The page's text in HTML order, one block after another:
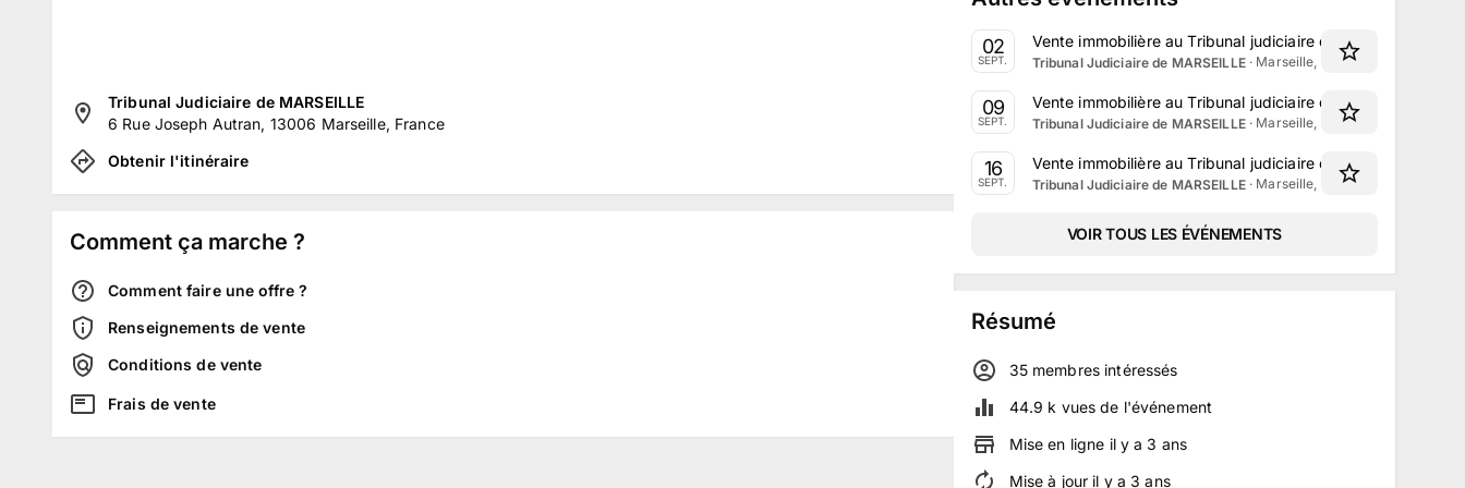
Tribunal Judiciaire de MARSEILLE
6 Rue Joseph Autran, 13006 Marseille, France
Obtenir l'itinéraire
Comment ça marche ?
Comment faire une offre ?
Renseignements de vente
Conditions de vente
Frais de vente
02
SEPT.
Vente immobilière au Tribunal judiciaire de Marseille le 2
Tribunal Judiciaire de MARSEILLE· Marseille, Provence-Alpes-Côte
09
SEPT.
Vente immobilière au Tribunal judiciaire de Marseille le 9
Tribunal Judiciaire de MARSEILLE· Marseille, Provence-Alpes-Côte
16
SEPT.
Vente immobilière au Tribunal judiciaire de Marseille le 16
Tribunal Judiciaire de MARSEILLE· Marseille, Provence-Alpes-Côte
VOIR TOUS LES ÉVÉNEMENTS
Résumé
35membresintéressés
44.9 k vues de l'événement
Mise en ligne il y a 3 ans
Mise à jour il y a 3 ans